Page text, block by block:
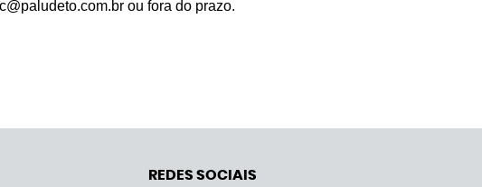
ou fora do prazo.
REDES SOCIAIS